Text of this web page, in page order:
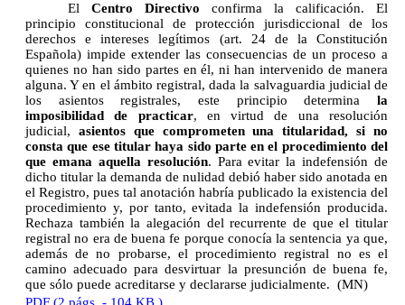
ElCentro Directivo confirma la calificación. El
principio constitucional de protección jurisdiccional de los
derechos e intereses legítimos (art. 24 de la Constitución
Española) impide extender las consecuencias de un proceso a
quienes no han sido partes en él, ni han intervenido de manera
alguna. Y en el ámbito registral, dada la salvaguardia judicial de
los asientos registrales, este principio determina la
imposibilidad de practicar, en virtud de una resolución
judicial, asientos que comprometen una titularidad, si no
consta que ese titular haya sido parte en el procedimiento del
que emana aquella resolución. Para evitar la indefensión de
dicho titular la demanda de nulidad debió haber sido anotada en
el Registro, pues tal anotación habría publicado la existencia del
procedimiento y, por tanto, evitada la indefensión producida.
Rechaza también la alegación del recurrente de que el titular
registral no era de buena fe porque conocía la sentencia ya que,
además de no probarse, el procedimiento registral no es el
camino adecuado para desvirtuar la presunción de buena fe,
que sólo puede acreditarse y declararse judicialmente. (MN)